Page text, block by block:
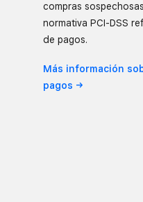
compras
normativa PCI-DSS
de pagos.
Más información
pagos